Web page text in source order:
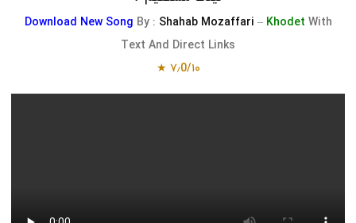
Download New Song By : Shahab Mozaffari – Khodet With
Text And Direct Links
۷٫0/۱۰ ★